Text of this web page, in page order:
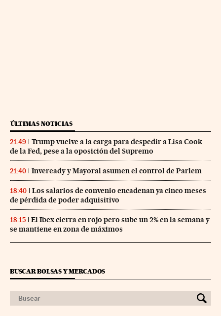
ÚLTIMAS NOTICIAS
21:49
Trump vuelve a la carga para despedir a Lisa Cook
de la Fed, pese a la oposición del Supremo
21:40 Inveready y Mayoral asumen el control de Parlem
18:40
Los salarios de convenio encadenan ya cinco meses
de pérdida de poder adquisitivo
18:15
El Ibex cierra en rojo pero sube un 2% en la semana y
se mantiene en zona de máximos
BUSCAR BOLSAS Y MERCADOS